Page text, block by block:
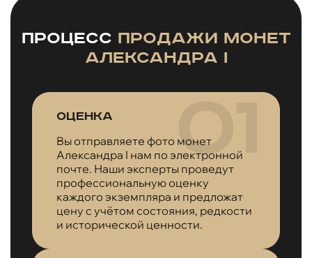
Процесс продажи монет
Александра I
Оценка
Вы отправляете фото монет
Александра I нам по электронной
почте. Наши эксперты проведут
профессиональную оценку
каждого экземпляра и предложат
цену с учётом состояния, редкости
и исторической ценности.